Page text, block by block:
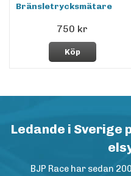
Bränsletrycksmätare
750 kr
Köp
Ledande i Sverige
BJP Race har sedan